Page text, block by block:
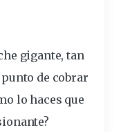
gigante, tan
de cobrar
lohaces que
?